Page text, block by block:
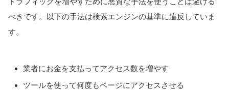
べきです。以下の手法は検索エンジンの基準に違反していま
す。
業者にお金を支払ってアクセス数を増やす
ツールを使って何度もページにアクセスさせる